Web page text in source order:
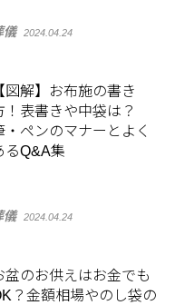
儀 2024.04.24
図解】お布施の書き
！表書きや中袋は？
・ペンのマナーとよく
るQ&A集
儀 2024.04.24
盆のお供えはお金でも
？金額相場やのし袋の